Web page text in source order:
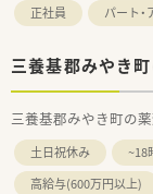
正社員 パート・
三養基郡みやき
三養基郡みやき町の
土日祝休み ~18
高給与(600万円以上)